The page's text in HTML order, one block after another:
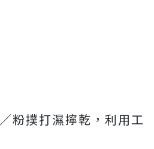
／粉撲打濕擰乾，利用工